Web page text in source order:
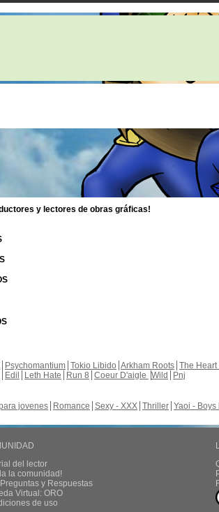
y lectores de obras gráficas!
Psychomantium Tokio Libido Arkham Roots The Heart
Edil Leth Hate Run 8 Coeur D'aigle Wild
Pnj
jovenes Romance Sexy - XXX Thriller Yaoi - Boys
del lector
la comunidad!
y Respuestas
Virtual: ORO
de uso